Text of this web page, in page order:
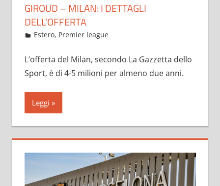
GIROUD – MILAN: I DETTAGLI
DELL’OFFERTA
Maggio 26, 2021
admin
Estero, Premier league
L’offerta del Milan, secondo La Gazzetta dello
Sport, è di 4-5 milioni per almeno due anni.
Leggi